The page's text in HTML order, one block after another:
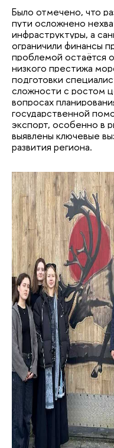
Было отмечено, что
пути осложнено
инфраструктуры, а
ограничили финансы
проблемой остаётся
низкого престижа
подготовки
сложности с ростом
вопросах
государственной
экспорт, особенно в
выявлены ключевые
развития региона.